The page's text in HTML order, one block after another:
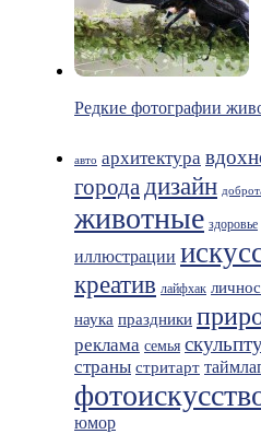
Редкие фотографии
авто архитектура
городадизайн
животные здоровье
иллюстрации
креатив лайфхак
наука праздники
реклама семья
страны стритарт
юмор